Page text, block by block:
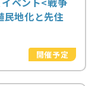
地化と先住
開催予定